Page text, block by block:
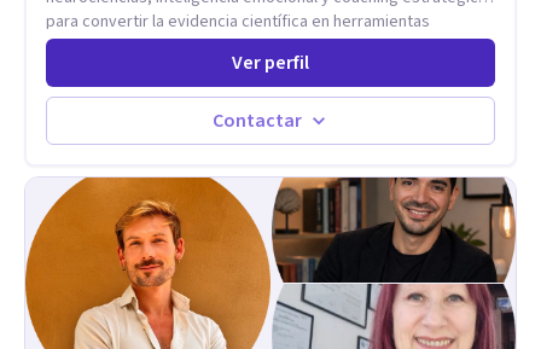
para convertir la evidencia científica en herramientas
prácticas que mejoran la forma en que las personas viven,
aman, lideran y se comunican. Con más de 20 años de
experiencia, acompaña a personas, parejas y líderes en
procesos de desarrollo personal y profesional. Su trabajo se
centra en la regulación emocional, las relaciones de pareja, la
metodología combina psicología contemporánea,
neurociencias y estrategias de cambio basadas en evidencia
para fortalecer la autoestima, desarrollar habilidades
socioemocionales y promover cambios sostenibles. Como
divulgador científico, acerca la psicología y las neurociencias
a la vida cotidiana mediante contenidos claros, rigurosos y
aplicables, con el propósito de impulsar un bienestar integral.
Ver perfil
Contactar